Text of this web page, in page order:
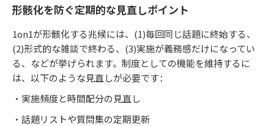
形骸化を防ぐ定期的な見直しポイント
1on1が形骸化する兆候には、(1)毎回同じ話題に終始する、
(2)形式的な雑談で終わる、(3)実施が義務感だけになってい
る、などが挙げられます。制度としての機能を維持するに
は、以下のような見直しが必要です：
・実施頻度と時間配分の見直し
・話題リストや質問集の定期更新